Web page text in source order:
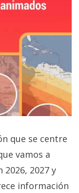
que se centre
vamos a
2027 y
información